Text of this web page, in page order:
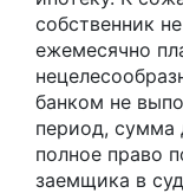
собственник
ежемесячно
банком не
период, сумма
полное право
заемщика в